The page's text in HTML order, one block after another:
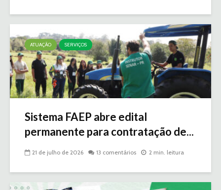
ATUAÇÃO SERVIÇOS
Sistema FAEP abre edital
permanente para contratação de...
21 de julho de 2026 13 comentários 2 min. leitura